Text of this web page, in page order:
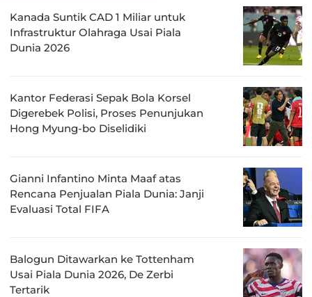
Kanada Suntik CAD 1 Miliar untuk
Infrastruktur Olahraga Usai Piala
Dunia 2026
Kantor Federasi Sepak Bola Korsel
Digerebek Polisi, Proses Penunjukan
Hong Myung-bo Diselidiki
Gianni Infantino Minta Maaf atas
Rencana Penjualan Piala Dunia: Janji
Evaluasi Total FIFA
Balogun Ditawarkan ke Tottenham
Usai Piala Dunia 2026, De Zerbi
Tertarik